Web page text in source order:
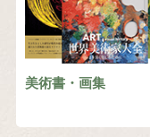
美術書・画集